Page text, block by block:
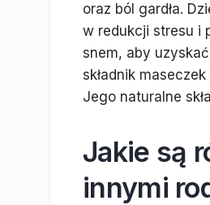
oraz ból gardła.
w redukcji stresu i
snem, aby
składnik
Jego naturalne
Jakie są
innymi